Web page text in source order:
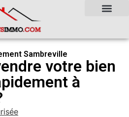
Sambreville
votre bien
à